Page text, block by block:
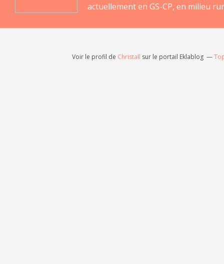
actuellement en GS-CP, en milieu
Voir le profil de Christall sur le portail Eklablog